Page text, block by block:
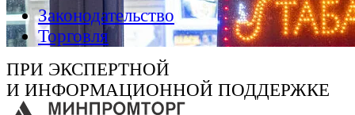
Законодательство
Торговля
ПРИ ЭКСПЕРТНОЙ
И ИНФОРМАЦИОННОЙ ПОДДЕРЖКЕ